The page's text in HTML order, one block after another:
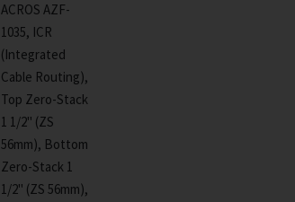
ACROS AZF-
1035, ICR
(Integrated
Cable Routing),
Top Zero-Stack
1 1/2" (ZS
56mm), Bottom
Zero-Stack 1
1/2" (ZS 56mm),